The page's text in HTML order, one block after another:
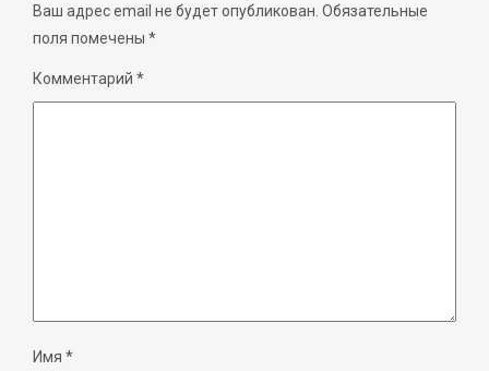
Ваш адрес email не будет опубликован. Обязательные
поля помечены *
Комментарий *
Имя *